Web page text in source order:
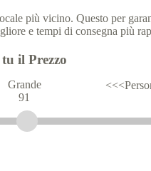
più vicino. Questo per
e tempi di consegna più
tu il Prezzo
Grande
91